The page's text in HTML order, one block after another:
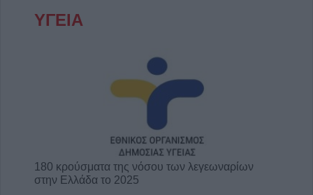
ΥΓΕΙΑ
180 κρούσματα της νόσου των λεγεωναρίων
στην Ελλάδα το 2025